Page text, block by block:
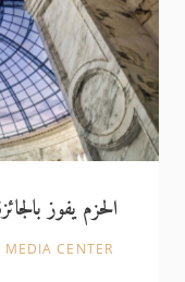
الجياد التي
الثانية على
القطرية
الحزم يفوز
MEDIA CENTER